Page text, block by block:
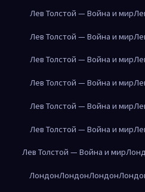
Лев Толстой — Война и мир
Лев Толстой — Война и мир
Лев Толстой — Война и мир
Лев Толстой — Война и мир
Лев Толстой — Война и мир
Лев Толстой — Война и мир
Лев Толстой — Война и мир
ЛондонЛондонЛондон